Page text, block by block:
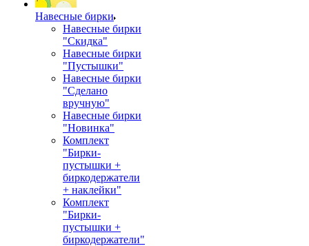
Навесные бирки
Навесные бирки
"Скидка"
Навесные бирки
"Пустышки"
Навесные бирки
"Сделано
вручную"
Навесные бирки
"Новинка"
Комплект
"Бирки-
пустышки +
биркодержатели
+ наклейки"
Комплект
"Бирки-
пустышки +
биркодержатели"